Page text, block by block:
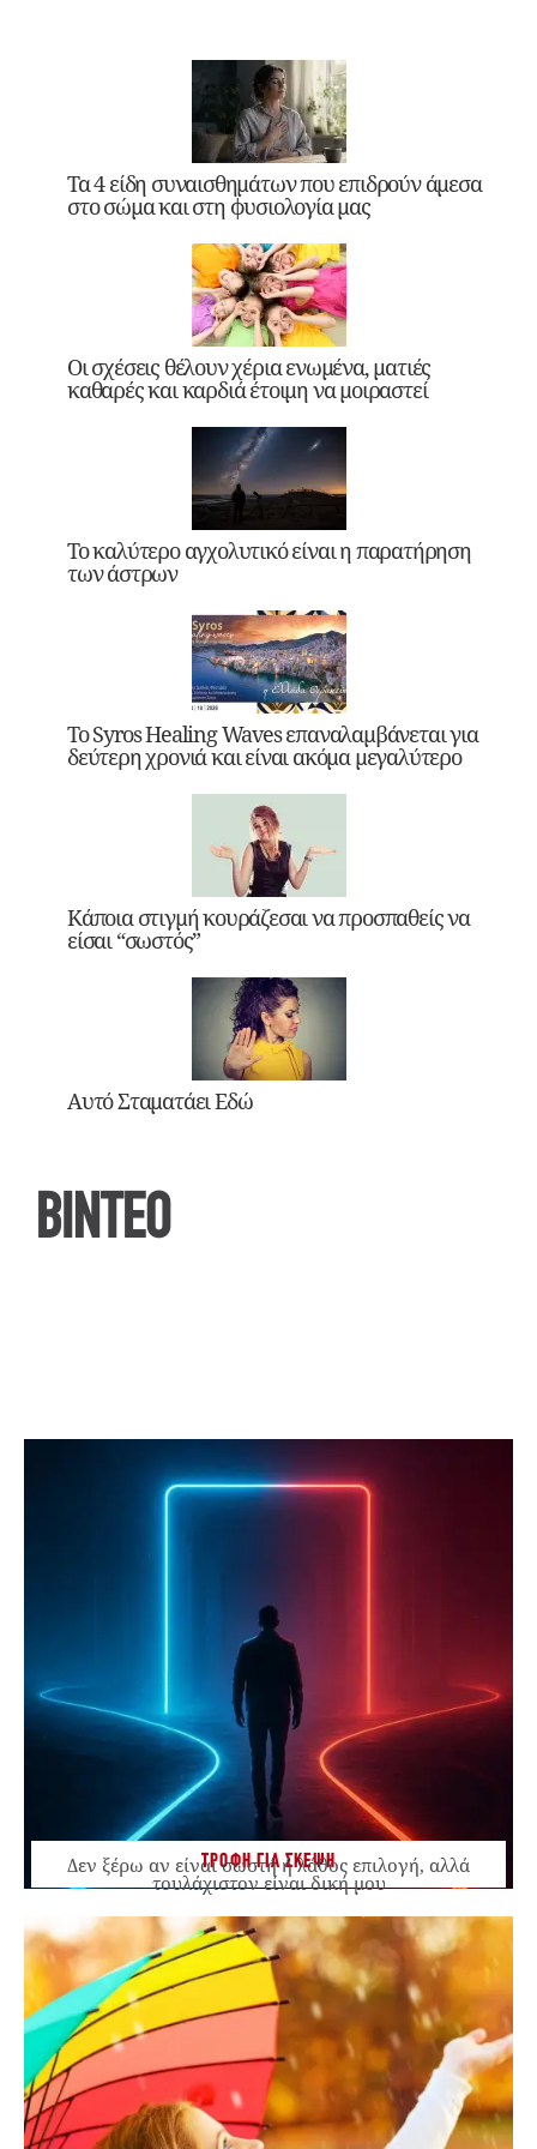
Τα 4 είδη συναισθημάτων που επιδρούν άμεσα
στο σώμα και στη φυσιολογία μας
Οι σχέσεις θέλουν χέρια ενωμένα, ματιές
καθαρές και καρδιά έτοιμη να μοιραστεί
Το καλύτερο αγχολυτικό είναι η παρατήρηση
των άστρων
Το Syros Healing Waves επαναλαμβάνεται για
δεύτερη χρονιά και είναι ακόμα μεγαλύτερο
Κάποια στιγμή κουράζεσαι να προσπαθείς να
είσαι “σωστός”
Αυτό Σταματάει Εδώ
ΒΙΝΤΕΟ
ΤΡΟΦΗ ΓΙΑ ΣΚΕΨΗ
Δεν ξέρω αν είναι σωστή ή λάθος επιλογή, αλλά
τουλάχιστον είναι δική μου